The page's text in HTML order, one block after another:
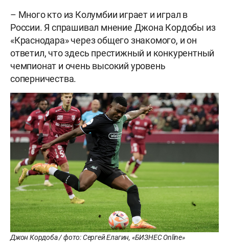
– Много кто из Колумбии играет и играл в
России. Я спрашивал мнение Джона Кордобы из
«Краснодара» через общего знакомого, и он
ответил, что здесь престижный и конкурентный
чемпионат и очень высокий уровень
соперничества.
Джон Кордоба / фото: Сергей Елагин, «БИЗНЕС Online»